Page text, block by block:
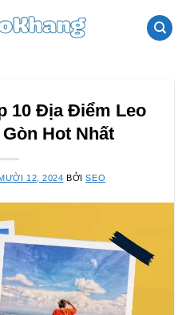
10 Địa Điểm Leo
Hot Nhất
12, 2024 BỞISEO